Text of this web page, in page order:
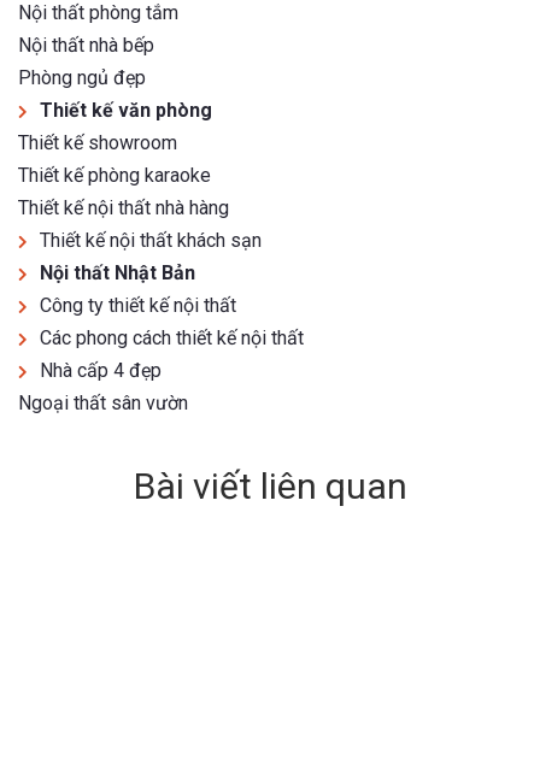
Nội thất phòng tắm
Nội thất nhà bếp
Phòng ngủ đẹp
Thiết kế văn phòng
Thiết kế showroom
Thiết kế phòng karaoke
Thiết kế nội thất nhà hàng
Thiết kế nội thất khách sạn
Nội thất Nhật Bản
Công ty thiết kế nội thất
Các phong cách thiết kế nội thất
Nhà cấp 4 đẹp
Ngoại thất sân vườn
Bài viết liên quan